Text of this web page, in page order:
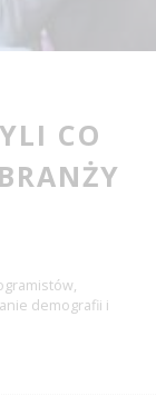
CO
demografii i